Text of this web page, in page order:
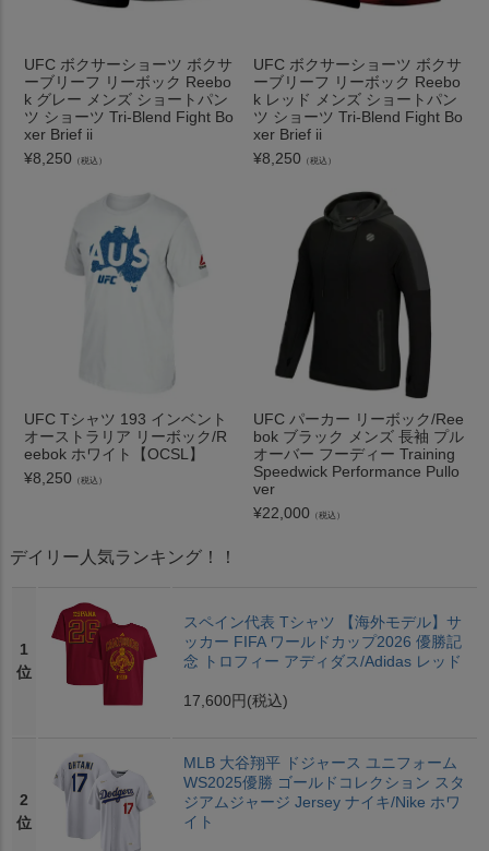
UFC ボクサーショーツ ボクサ
ーブリーフ リーボック Reebo
k グレー メンズ ショートパン
ツ ショーツ Tri-Blend Fight Bo
xer Brief ii
¥8,250 （税込）
UFC ボクサーショーツ ボクサ
ーブリーフ リーボック Reebo
k レッド メンズ ショートパン
ツ ショーツ Tri-Blend Fight Bo
xer Brief ii
¥8,250 （税込）
UFC Tシャツ 193 インベント
オーストラリア リーボック/R
eebok ホワイト【OCSL】
¥8,250 （税込）
UFC パーカー リーボック/Ree
bok ブラック メンズ 長袖 プル
オーバー フーディー Training
Speedwick Performance Pullo
ver
¥22,000 （税込）
デイリー人気ランキング！！
1
位
スペイン代表 Tシャツ 【海外モデル】サ
ッカー FIFA ワールドカップ2026 優勝記
念 トロフィー アディダス/Adidas レッド
17,600円 (税込)
2
位
MLB 大谷翔平 ドジャース ユニフォーム
WS2025優勝 ゴールドコレクション スタ
ジアムジャージ Jersey ナイキ/Nike ホワ
イト